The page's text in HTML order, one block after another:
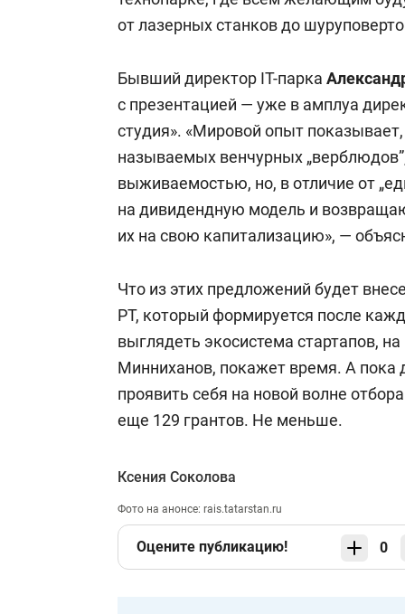
от лазерных станков до
Бывший директор IT-парка
с презентацией — уже в амплуа
студия». «Мировой опыт
называемых венчурных
выживаемостью, но, в отличие от
на дивидендную модель и
их на свою капитализацию», —
Что из этих предложений будет
РТ, который формируется после
выглядеть экосистема стартапов,
Минниханов, покажет время. А пока
проявить себя на новой волне
еще 129 грантов. Не меньше.
Ксения Соколова
Фото на анонсе: rais.tatarstan.ru
Оцените публикацию! 0